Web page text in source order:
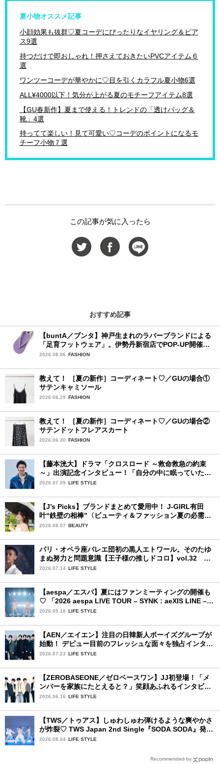
夏小物オススメ記事
小顔効果も抜群♡夏コーデにぴったりなイヤリング＆ピア
ス9選
持つだけで即おしゃれ！押さえておきたいPVCアイテム６
選
ワンツーコーデが華やかに♡目を引くカラフル夏小物6選
ALL¥4000以下！気分が上がる夏のモチーフアイテム8選
【GU春新作】夏まで使える！トレンドの「透けバッグ＆
靴」4選
持ってて楽しい！見て可愛い♡コーデのポイントになるモ
チーフ小物７選
この記事が気に入ったら
おすすめ記事
【buntA／ブンタ】神戸生まれのラバーブランドによる
「足育フットウェア」。伊勢丹新宿店でPOP-UP開催
中！
2026.08.06 FASHION
教えて！ ［夏の新作］コーディネート♡／GUの場合①
サテンキャミソール
2026.06.29 FASHION
教えて！ ［夏の新作］コーディネート♡／GUの場合②
サテンドットフレアスカート
2026.06.30 FASHION
【藤本洸大】ドラマ「クロスロード ～救命救急の約束
～」出演記念インタビュー！「自分の中に眠っていた熱
を思い出させてもらった作品です」
2026.07.09 LIFE STYLE
【J’s Picks】ブランドまとめて愛用中！ J-GIRL有田
叶“鉄壁の相棒”〈ビューティ＆ファッション夏の必需
品〉
2026.08.07 BEAUTY
パリ・オペラ座バレエ団初の黒人エトワール。そのたゆ
まぬ努力と問題意識【王子様の推しドコロ】vol.32 ギ
ヨーム・ディオップさん
2026.07.14 LIFE STYLE
【aespa／エスパ】夏にはファンミーティングの開催も
♡ 「2026 aespa LIVE TOUR – SYNK : aeXIS LINE – in
JAPAN [SPECIAL EDITION DOME TOUR] 」東京ドー
2026.05.18 LIFE STYLE
【AEN／エイエン】注目の日韓新人ボーイズグループが
始動！ デビュー目前のフレッシュな面々を独占インタビ
ュー。7人の魅力に迫ります♪
2026.07.23 LIFE STYLE
【ZEROBASEONE／ゼロベースワン】JJ初登場！「メ
ンバーを家族にたとえると？」笑顔あふれるインタビュ
ー♡
2026.06.16 LIFE STYLE
【TWS／トゥアス】しゅわしゅわ弾けるような爽やかさ
が炸裂♡ TWS Japan 2nd Single『SODA SODA』発売
記念SPECIAL SHOWCASEを詳細レポ
2026.08.04 LIFE STYLE
Recommended by